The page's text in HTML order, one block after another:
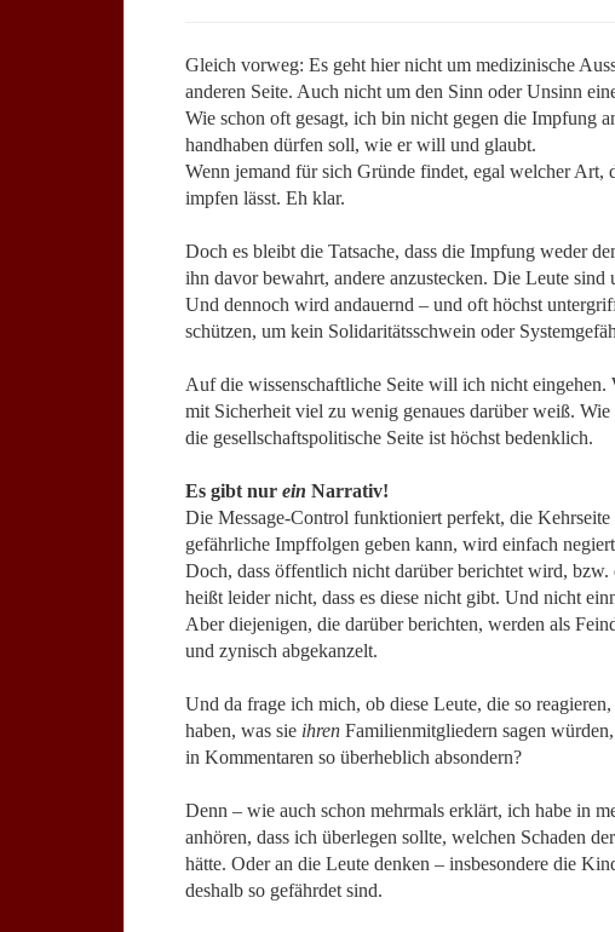
Gleich vorweg: Es geht hier nicht um medizinische
anderen Seite. Auch nicht um den Sinn oder Unsinn
Wie schon oft gesagt, ich bin nicht gegen die Impfung
handhaben dürfen soll, wie er will und glaubt.
Wenn jemand für sich Gründe findet, egal welcher Art,
impfen lässt. Eh klar.
Doch es bleibt die Tatsache, dass die Impfung weder
ihn davor bewahrt, andere anzustecken. Die Leute
Und dennoch wird andauernd – und oft höchst
schützen, um kein Solidaritätsschwein oder
Auf die wissenschaftliche Seite will ich nicht
mit Sicherheit viel zu wenig genaues darüber weiß.
die gesellschaftspolitische Seite ist höchst bedenklich.
Es gibt nur ein Narrativ!
Die Message-Control funktioniert perfekt, die
gefährliche Impffolgen geben kann, wird einfach
Doch, dass öffentlich nicht darüber berichtet wird,
heißt leider nicht, dass es diese nicht gibt. Und nicht
Aber diejenigen, die darüber berichten, werden als
und zynisch abgekanzelt.
Und da frage ich mich, ob diese Leute, die so
haben, was sie ihren Familienmitgliedern sagen
in Kommentaren so überheblich absondern?
Denn – wie auch schon mehrmals erklärt, ich habe in
anhören, dass ich überlegen sollte, welchen Schaden
hätte. Oder an die Leute denken – insbesondere die
deshalb so gefährdet sind.